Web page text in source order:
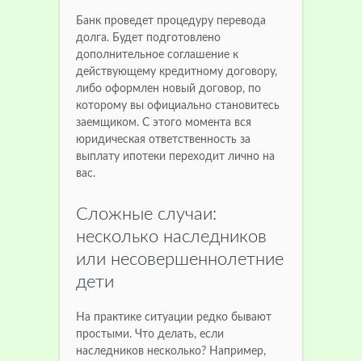
Банк проведет процедуру перевода
долга. Будет подготовлено
дополнительное соглашение к
действующему кредитному договору,
либо оформлен новый договор, по
которому вы официально становитесь
заемщиком. С этого момента вся
юридическая ответственность за
выплату ипотеки переходит лично на
вас.
Сложные случаи:
несколько наследников
или несовершеннолетние
дети
На практике ситуации редко бывают
простыми. Что делать, если
наследников несколько? Например,